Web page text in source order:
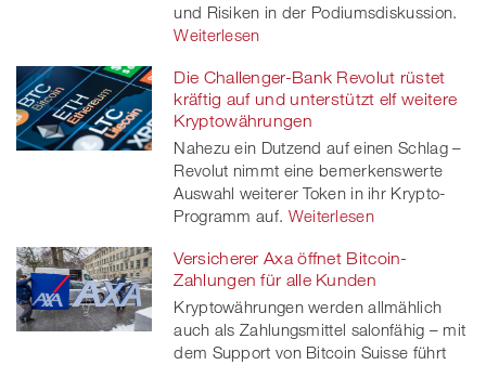
und Risiken in der Podiumsdiskussion.
Weiterlesen
Die Challenger-Bank Revolut rüstet
kräftig auf und unterstützt elf weitere
Kryptowährungen
Nahezu ein Dutzend auf einen Schlag –
Revolut nimmt eine bemerkenswerte
Auswahl weiterer Token in ihr Krypto-
Programm auf. Weiterlesen
Versicherer Axa öffnet Bitcoin-
Zahlungen für alle Kunden
Kryptowährungen werden allmählich
auch als Zahlungsmittel salonfähig – mit
dem Support von Bitcoin Suisse führt